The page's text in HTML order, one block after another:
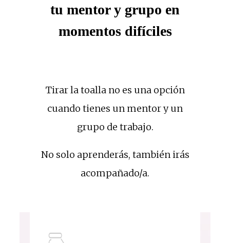
tu mentor y grupo en
momentos difíciles
Tirar la toalla no es una opción
cuando tienes un mentor y un
grupo de trabajo.
No solo aprenderás, también irás
acompañado/a.